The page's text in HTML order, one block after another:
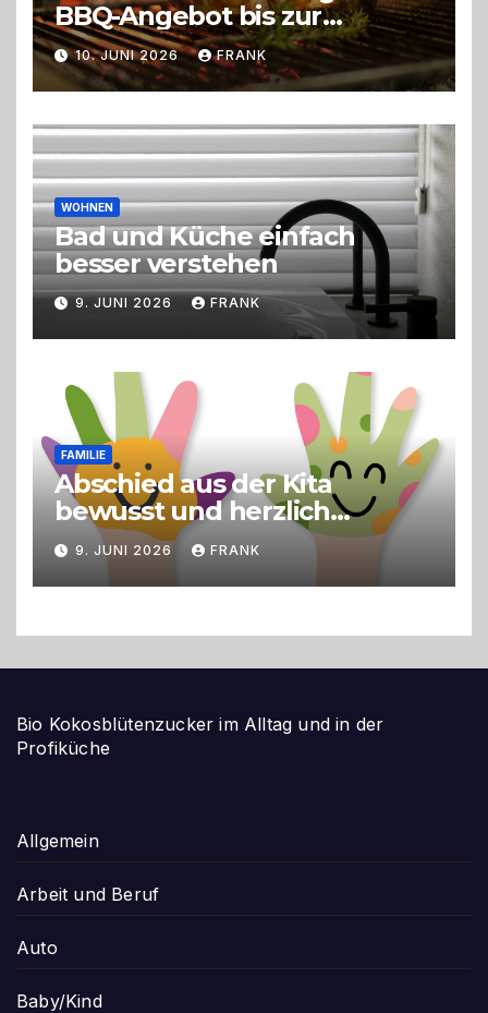
BBQ-Angebot bis zur
perfekten Eventorganisation
Trend zu Outdoor-Events,
Erlebnisgastronomie und
Live-Cooking
10. JUNI 2026 FRANK
WOHNEN
Bad und Küche einfach
besser verstehen
9. JUNI 2026 FRANK
FAMILIE
Abschied aus der Kita
bewusst und herzlich
gestalten
9. JUNI 2026 FRANK
Bio Kokosblütenzucker im Alltag und in der
Profiküche
Allgemein
Arbeit und Beruf
Auto
Baby/Kind